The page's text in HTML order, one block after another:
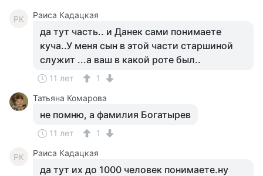
РК Раиса Кадацкая
да тут часть.. и Данек сами понимаете
куча..У меня сын в этой части старшиной
служит ...а ваш в какой роте был..
11 лет
1
Татьяна Комарова
не помню, а фамилия Богатырев
11 лет 1
РК Раиса Кадацкая
да тут их до 1000 человек понимаете.ну